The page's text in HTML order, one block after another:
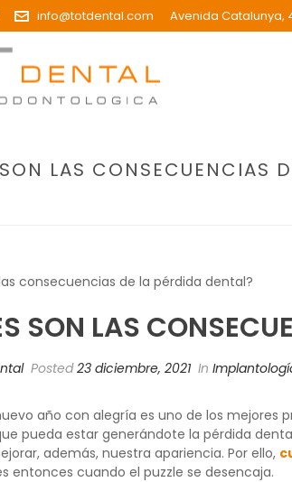
info@totdental.com Avenida Catalunya,
LAS CONSECUENCIAS
SON LAS
Posted23 diciembre, 2021 In
año con alegría es uno de los mejores
pueda estar generándote la pérdida
además, nuestra apariencia. Por ello,
entonces cuando el puzzle se desencaja.